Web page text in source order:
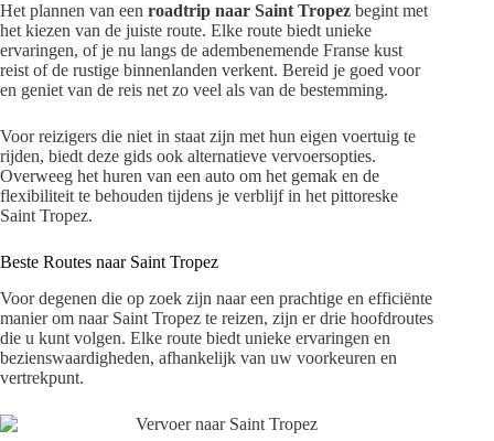
Het plannen van een roadtrip naar Saint Tropez begint met
het kiezen van de juiste route. Elke route biedt unieke
ervaringen, of je nu langs de adembenemende Franse kust
reist of de rustige binnenlanden verkent. Bereid je goed voor
en geniet van de reis net zo veel als van de bestemming.
Voor reizigers die niet in staat zijn met hun eigen voertuig te
rijden, biedt deze gids ook alternatieve vervoersopties.
Overweeg het huren van een auto om het gemak en de
flexibiliteit te behouden tijdens je verblijf in het pittoreske
Saint Tropez.
Beste Routes naar Saint Tropez
Voor degenen die op zoek zijn naar een prachtige en efficiënte
manier om naar Saint Tropez te reizen, zijn er drie hoofdroutes
die u kunt volgen. Elke route biedt unieke ervaringen en
bezienswaardigheden, afhankelijk van uw voorkeuren en
vertrekpunt.